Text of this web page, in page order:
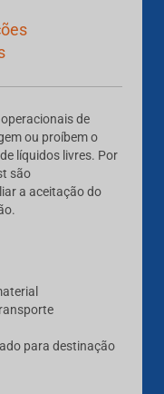
de
ou proíbem o
líquidos livres. Por
são
a aceitação do
para destinação